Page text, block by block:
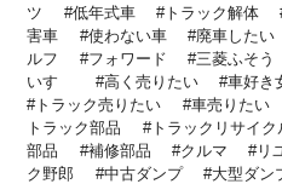
ツ
低年式車 トラック解体
害車
使わない車 廃車したい
ルフ
フォワード 三菱ふそう
いすゞ
高く売りたい 車好き
トラック売りたい
車売りたい
トラック部品
トラックリサイク
部品
補修部品 クルマ リ
ク野郎
中古ダンプ 大型ダン